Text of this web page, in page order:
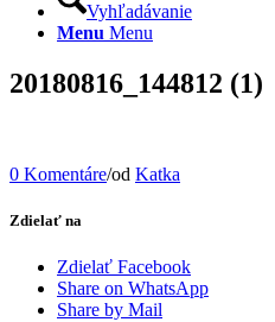
Vyhľadávanie
Menu Menu
20180816_144812 (1)
0 Komentáre/od Katka
Zdielať na
Zdielať Facebook
Share on WhatsApp
Share by Mail